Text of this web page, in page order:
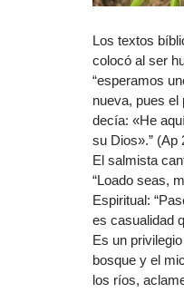
Los textos
colocó al ser
“esperamos
nueva, pues
decía: «He
su Dios».” (Ap
El salmista
“Loado seas,
Espiritual:
es casualidad
Es un
bosque y el
los ríos,